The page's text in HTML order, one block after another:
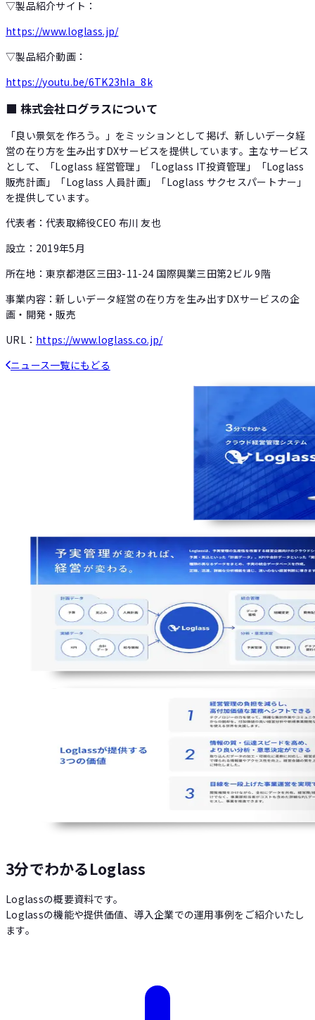
▽製品紹介サイト：
https://www.loglass.jp/
▽製品紹介動画：
https://youtu.be/6TK23hIa_8k
■ 株式会社ログラスについて
「良い景気を作ろう。」をミッションとして掲げ、新しいデータ経
営の在り方を生み出すDXサービスを提供しています。主なサービス
として、「Loglass 経営管理」「Loglass IT投資管理」「Loglass
販売計画」「Loglass 人員計画」「Loglass サクセスパートナー」
を提供しています。
代表者：代表取締役CEO 布川 友也
設立：2019年5月
所在地：東京都港区三田3-11-24 国際興業三田第2ビル 9階
事業内容：新しいデータ経営の在り方を生み出すDXサービスの企
画・開発・販売
URL： https://www.loglass.co.jp/
ニュース一覧にもどる
3分でわかるLoglass
Loglassの概要資料です。
Loglassの機能や提供価値、導入企業での運用事例をご紹介いたし
ます。